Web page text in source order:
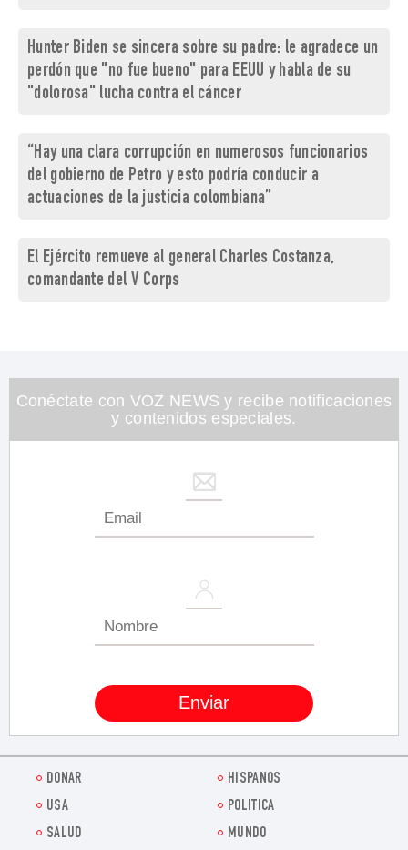
Hunter Biden se sincera sobre su padre: le agradece un
perdón que "no fue bueno" para EEUU y habla de su
"dolorosa" lucha contra el cáncer
“Hay una clara corrupción en numerosos funcionarios
del gobierno de Petro y esto podría conducir a
actuaciones de la justicia colombiana”
El Ejército remueve al general Charles Costanza,
comandante del V Corps
Conéctate con VOZ NEWS y recibe notificaciones
y contenidos especiales.
DONAR
HISPANOS
USA
POLITICA
SALUD
MUNDO